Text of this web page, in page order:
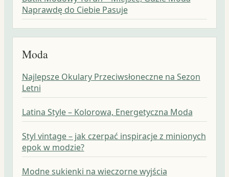
Naprawdę do Ciebie Pasuje
Moda
Najlepsze Okulary Przeciwsłoneczne na Sezon
Letni
Latina Style – Kolorowa, Energetyczna Moda
Styl vintage – jak czerpać inspiracje z minionych
epok w modzie?
Modne sukienki na wieczorne wyjścia